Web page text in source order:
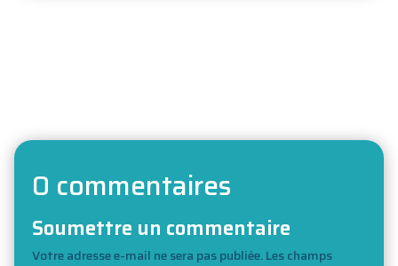
0 commentaires
Soumettre un commentaire
Votre adresse e-mail ne sera pas publiée.Les champs